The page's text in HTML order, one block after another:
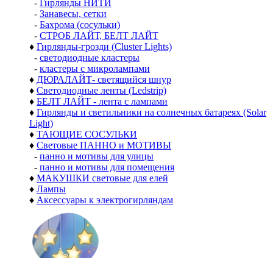
- Гирлянды НИТИ
- Занавесы, сетки
- Бахрома (сосульки)
- СТРОБ ЛАЙТ, БЕЛТ ЛАЙТ
♦ Гирлянды-грозди (Cluster Lights)
- светодиодные кластеры
- кластеры с микролампами
♦ ДЮРАЛАЙТ- светящийся шнур
♦ Светодиодные ленты (Ledstrip)
♦ БЕЛТ ЛАЙТ - лента с лампами
♦ Гирлянды и светильники на солнечных батареях (Solar
Light)
♦ ТАЮЩИЕ СОСУЛЬКИ
♦ Световые ПАННО и МОТИВЫ
- панно и мотивы для улицы
- панно и мотивы для помещения
♦ МАКУШКИ световые для елей
♦ Лампы
♦ Аксессуары к электрогирляндам